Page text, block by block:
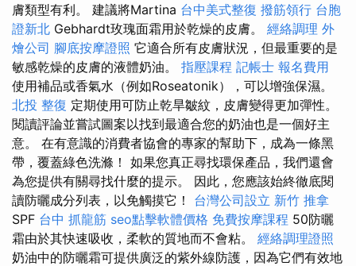
膚類型有利。 建議將Martina 台中美式整復 撥筋領行 台胞
證新北 Gebhardt玫瑰面霜用於乾燥的皮膚。 經絡調理 外
燴公司 腳底按摩證照 它適合所有皮膚狀況，但最重要的是
敏感乾燥的皮膚的液體奶油。 指壓課程 記帳士 報名費用
使用補品或香氣水（例如Roseatonik），可以增強保濕。
北投 整復 定期使用可防止乾旱皺紋，皮膚變得更加彈性。
閱讀評論並嘗試圖案以找到最適合您的奶油也是一個好主
意。 在有意識的消費者協會的專家的幫助下，成為一條黑
帶，覆蓋綠色洗滌！ 如果您真正尋找環保產品，我們還會
為您提供有關尋找什麼的提示。 因此，您應該始終徹底閱
讀防曬成分列表，以免觸摸它！ 台灣公司設立 新竹 推拿
SPF 台中 抓龍筋 seo點擊軟體價格 免費按摩課程 50防曬
霜由於其快速吸收，柔軟的質地而不會粘。 經絡調理證照
奶油中的防曬霜可提供廣泛的紫外線防護，因為它們有效地